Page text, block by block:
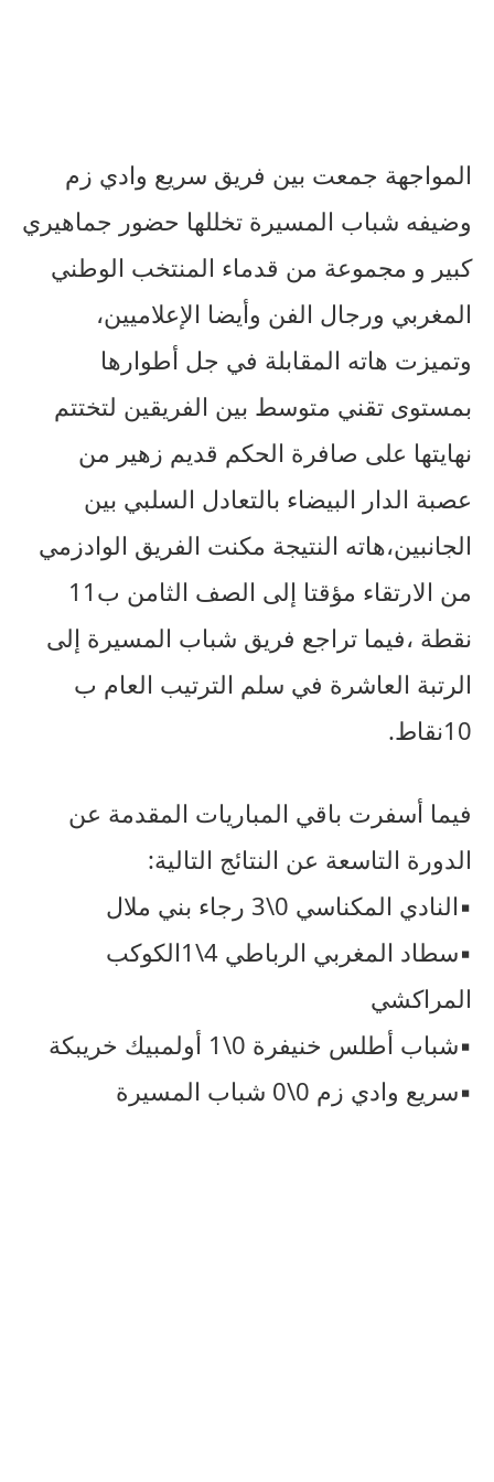
المواجهة جمعت بين فريق سريع وادي زم
وضيفه شباب المسيرة تخللها حضور جماهيري
كبير و مجموعة من قدماء المنتخب الوطني
المغربي ورجال الفن وأيضا الإعلاميين،
وتميزت هاته المقابلة في جل أطوارها
بمستوى تقني متوسط بين الفريقين لتختتم
نهايتها على صافرة الحكم قديم زهير من
عصبة الدار البيضاء بالتعادل السلبي بين
الجانبين،هاته النتيجة مكنت الفريق الوادزمي
من الارتقاء مؤقتا إلى الصف الثامن ب11
نقطة ،فيما تراجع فريق شباب المسيرة إلى
الرتبة العاشرة في سلم الترتيب العام ب
10نقاط.
فيما أسفرت باقي المباريات المقدمة عن
الدورة التاسعة عن النتائج التالية:
▪︎النادي المكناسي 0\3 رجاء بني ملال
▪︎سطاد المغربي الرباطي 4\1الكوكب
المراكشي
▪︎شباب أطلس خنيفرة 0\1 أولمبيك خريبكة
▪︎سريع وادي زم 0\0 شباب المسيرة